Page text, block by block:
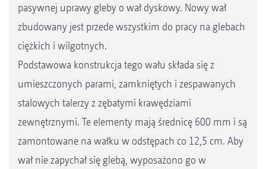
pasywnej uprawy gleby o wał dyskowy. Nowy wał
zbudowany jest przede wszystkim do pracy na glebach
ciężkich i wilgotnych.
Podstawowa konstrukcja tego wału składa się z
umieszczonych parami, zamkniętych i zespawanych
stalowych talerzy z zębatymi krawędziami
zewnętrznymi. Te elementy mają średnicę 600 mm i są
zamontowane na wałku w odstępach co 12,5 cm. Aby
wał nie zapychał się glebą, wyposażono go w